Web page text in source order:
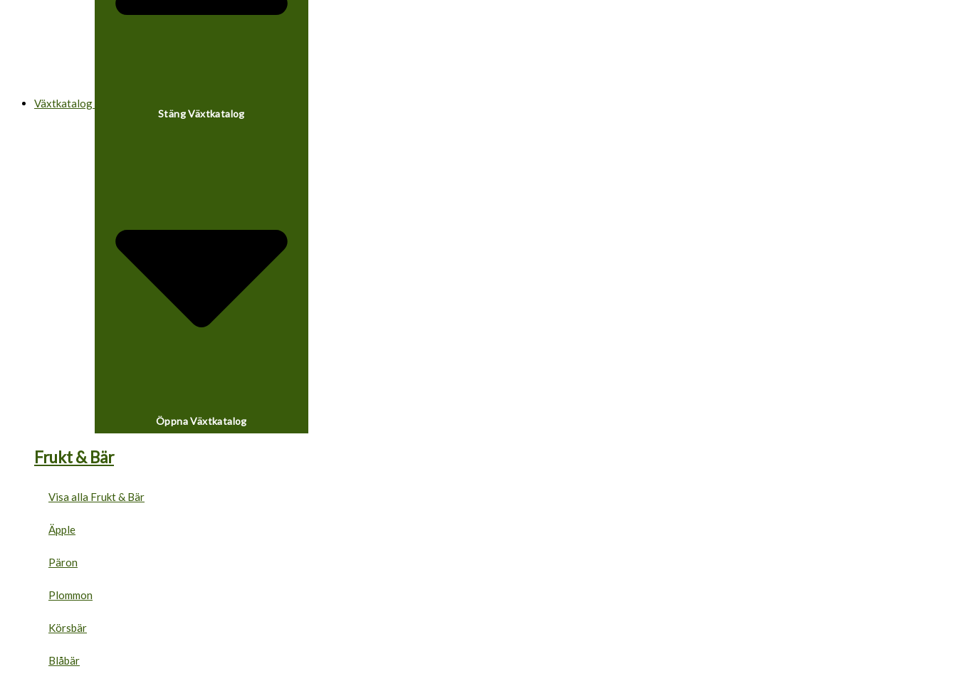
Växtkatalog
Stäng Växtkatalog
Öppna Växtkatalog
Frukt & Bär
Visa alla Frukt & Bär
Äpple
Päron
Plommon
Körsbär
Blåbär